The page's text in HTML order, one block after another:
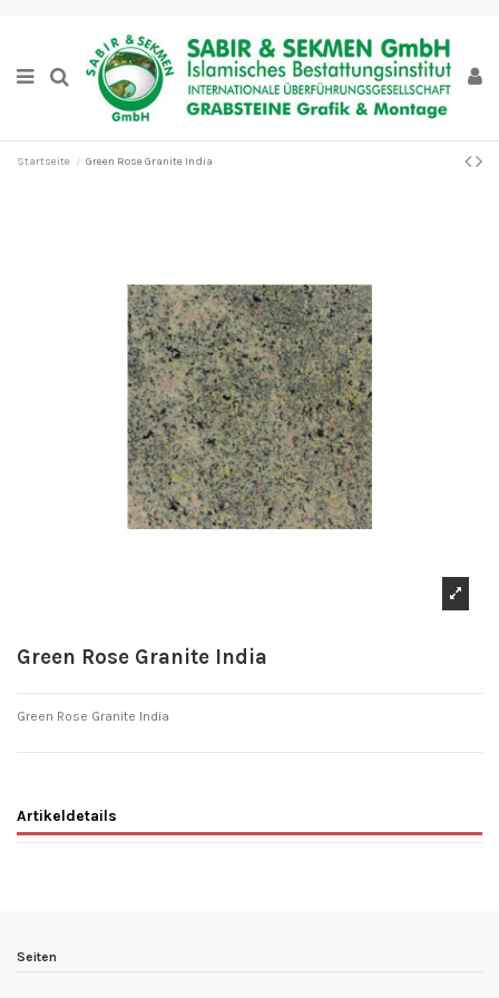
Startseite Green Rose Granite India
Green Rose Granite India
Green Rose Granite India
Artikeldetails
Seiten